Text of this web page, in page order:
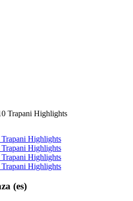
Trapani Highlights
Highlights
Highlights
Highlights
Highlights
(es)